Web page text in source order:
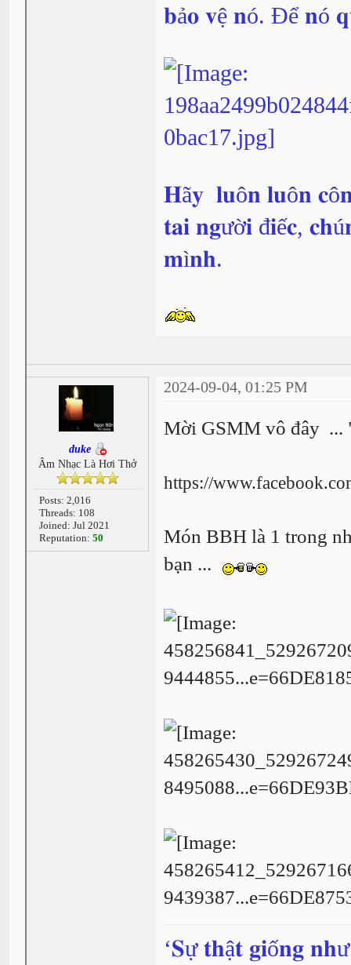
𝐛ả𝐨 𝐯ệ 𝐧ó. Để 𝐧ó
𝐇ã𝐲 𝐥𝐮ô𝐧 𝐥𝐮ô𝐧
𝐭𝐚𝐢 𝐧𝐠ườ𝐢 đ𝐢ế𝐜,
𝐦ì𝐧𝐡.
duke
Âm Nhạc Là Hơi Thở
Posts: 2,016
Threads: 108
Joined: Jul 2021
Reputation: 50
2024-09-04, 01:25 PM
Mời GSMM vô đây ...
https://
Món BBH là 1 trong
bạn ...
‘𝐒ự 𝐭𝐡ậ𝐭 𝐠𝐢ố𝐧𝐠